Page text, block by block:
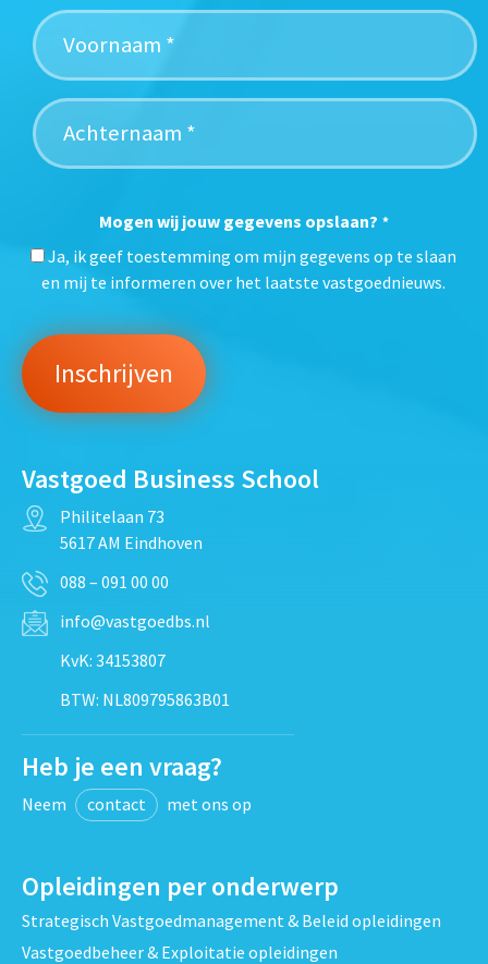
Mogen wij jouw gegevens opslaan? *
Ja, ik geef toestemming om mijn gegevens op te slaan
en mij te informeren over het laatste vastgoednieuws.
Vastgoed Business School
Philitelaan 73
5617 AM Eindhoven
088 – 091 00 00
info@vastgoedbs.nl
KvK: 34153807
BTW: NL809795863B01
Heb je een vraag?
Neem contact met ons op
Opleidingen per onderwerp
Strategisch Vastgoedmanagement & Beleid opleidingen
Vastgoedbeheer & Exploitatie opleidingen